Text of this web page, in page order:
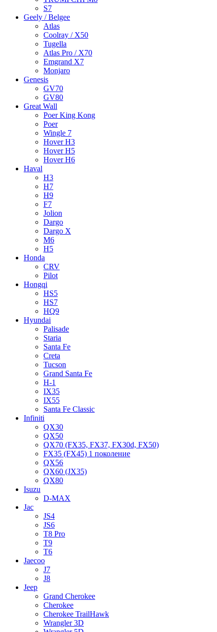
S7
Geely / Belgee
Atlas
Coolray / X50
Tugella
Atlas Pro / X70
Emgrand X7
Monjaro
Genesis
GV70
GV80
Great Wall
Poer King Kong
Poer
Wingle 7
Hover H3
Hover H5
Hover H6
Haval
H3
H7
H9
F7
Jolion
Dargo
Dargo X
M6
H5
Honda
CRV
Pilot
Hongqi
HS5
HS7
HQ9
Hyundai
Palisade
Staria
Santa Fe
Creta
Tucson
Grand Santa Fe
H-1
IX35
IX55
Santa Fe Classic
Infiniti
QX30
QX50
QX70 (FX35, FX37, FX30d, FX50)
FX35 (FX45) 1 поколение
QX56
QX60 (JX35)
QX80
Isuzu
D-MAX
Jac
JS4
JS6
T8 Pro
T9
T6
Jaecoo
J7
J8
Jeep
Grand Cherokee
Cherokee
Cherokee TrailHawk
Wrangler 3D